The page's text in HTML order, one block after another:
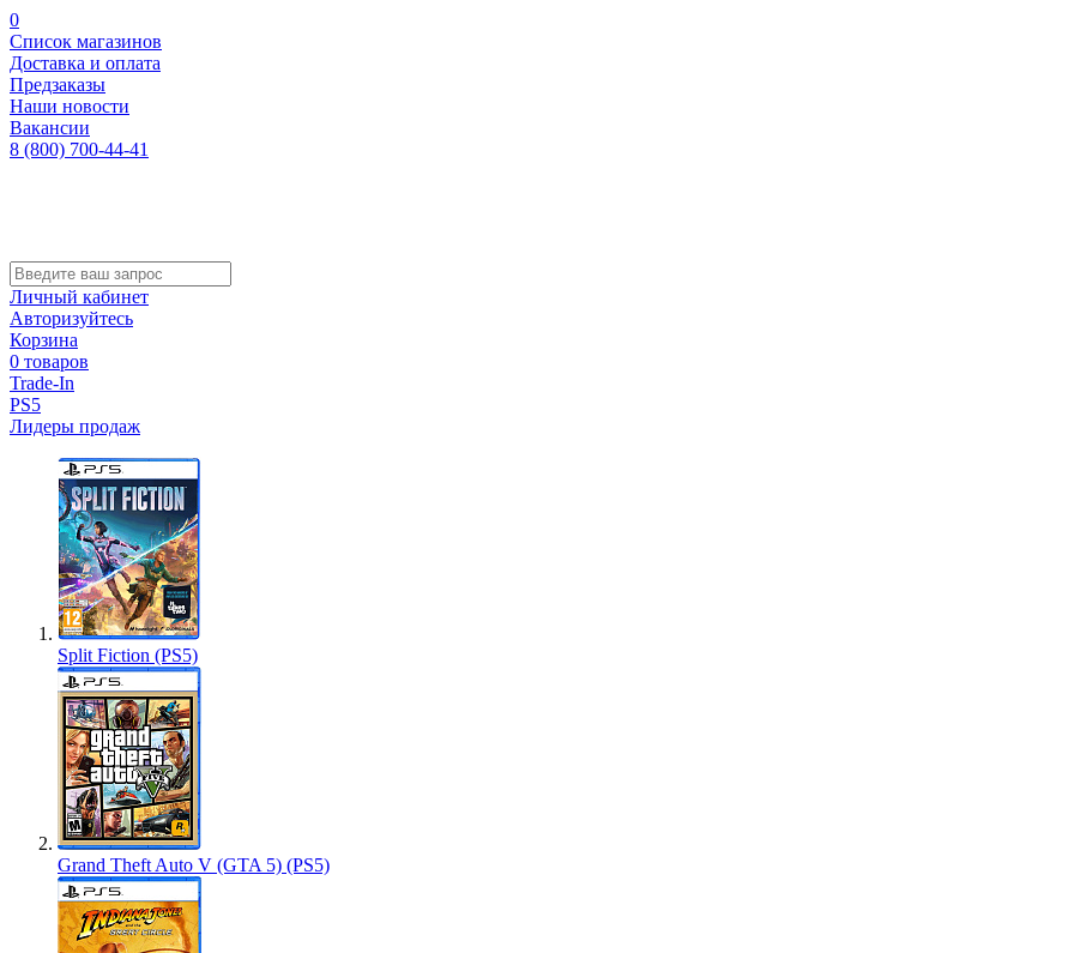
0
Список магазинов
Доставка и оплата
Предзаказы
Наши новости
Вакансии
8 (800) 700-44-41
Личный кабинет
Авторизуйтесь
Корзина
0 товаров
Trade-In
PS5
Лидеры продаж
Split Fiction (PS5)
Grand Theft Auto V (GTA 5) (PS5)